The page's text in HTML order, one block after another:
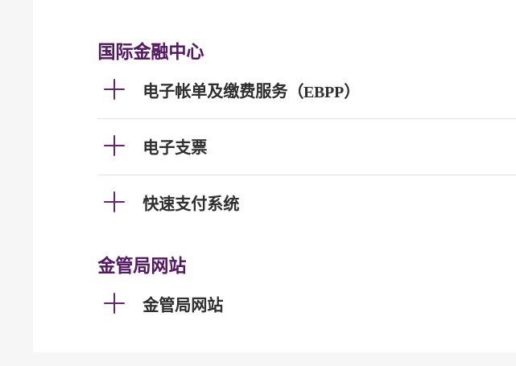
国际金融中心
电子帐单及缴费服务（EBPP）
电子支票
快速支付系统
金管局网站
金管局网站